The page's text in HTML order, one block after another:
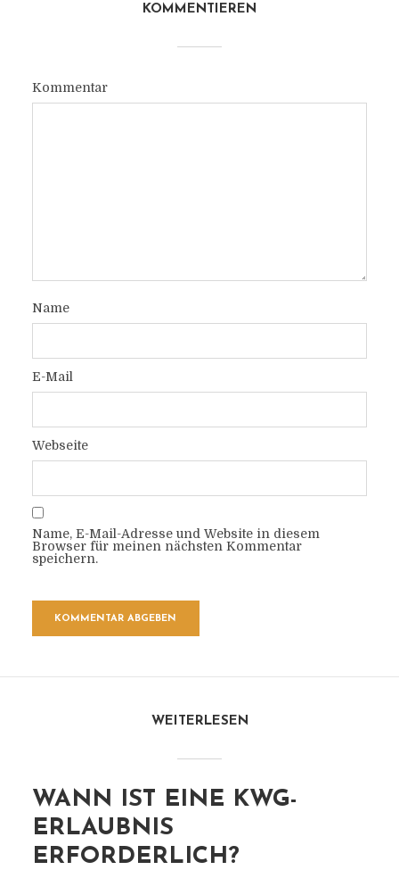
KOMMENTIEREN
Kommentar
Name
E-Mail
Webseite
Name, E-Mail-Adresse und Website in diesem
Browser für meinen nächsten Kommentar
speichern.
WEITERLESEN
WANN IST EINE KWG-
ERLAUBNIS
ERFORDERLICH?